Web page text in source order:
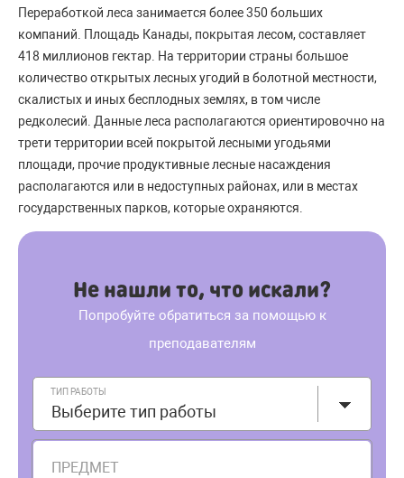
Переработкой леса занимается более 350 больших
компаний. Площадь Канады, покрытая лесом, составляет
418 миллионов гектар. На территории страны большое
количество открытых лесных угодий в болотной местности,
скалистых и иных бесплодных землях, в том числе
редколесий. Данные леса располагаются ориентировочно на
трети территории всей покрытой лесными угодьями
площади, прочие продуктивные лесные насаждения
располагаются или в недоступных районах, или в местах
государственных парков, которые охраняются.
Не нашли то, что искали?
Попробуйте обратиться за помощью к
преподавателям
ТИП РАБОТЫ
Выберите тип работы
ПРЕДМЕТ